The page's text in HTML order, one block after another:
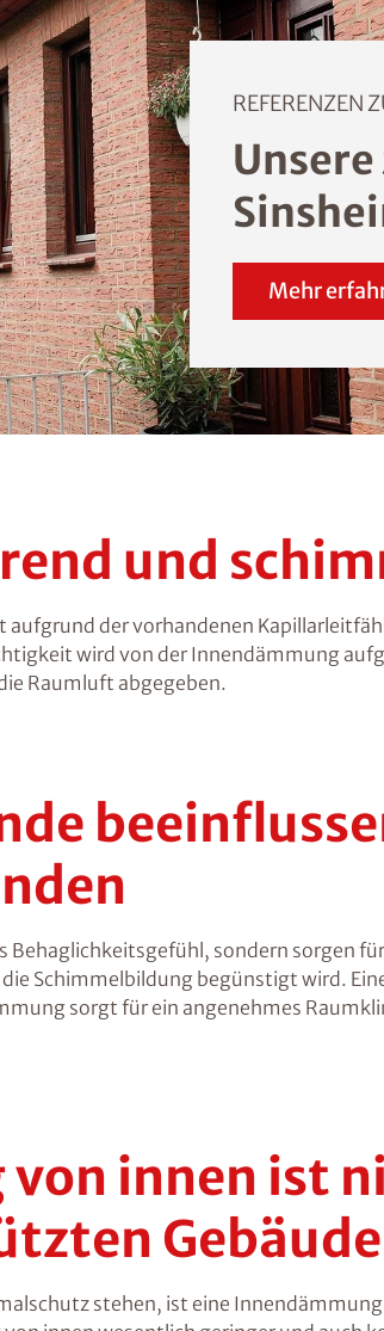
REFERENZEN
Mehr
und
der vorhandenen
wird von der Innendämmung
Raumluft abgegeben.
Behaglichkeitsgefühl, sondern sorgen
Schimmelbildung begünstigt wird.
sorgt für ein angenehmes
von innen ist
stehen, ist eine